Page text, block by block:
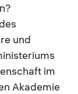
und
im
Akademie